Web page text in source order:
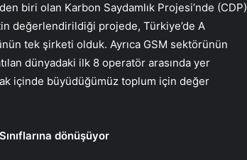
biri olan Karbon Saydamlık Projesi’nde (CDP)
değerlendirildiği projede, Türkiye’de A
tek şirketi olduk. Ayrıca GSM sektörünün
dünyadaki ilk 8 operatör arasında yer
içinde büyüdüğümüz toplum için değer
dönüşüyor